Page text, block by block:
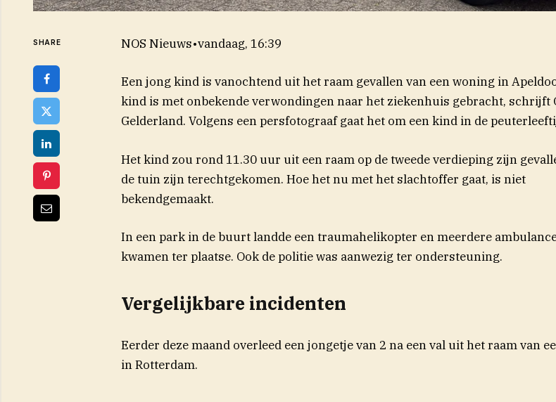
SHARE NOS Nieuws•vandaag, 16:39
Een jong kind is vanochtend uit het raam gevallen van een woning in
kind is met onbekende verwondingen naar het ziekenhuis gebracht, schrijft
Gelderland(opent in nieuw venster)
. Volgens een persfotograaf gaat het om een kind in de
Het kind zou rond 11.30 uur uit een raam op de tweede verdieping zijn
de tuin zijn terechtgekomen. Hoe het nu met het slachtoffer gaat, is niet
bekendgemaakt.
In een park in de buurt landde een traumahelikopter en meerdere
kwamen ter plaatse. Ook de politie was aanwezig ter ondersteuning.
Vergelijkbare incidenten
Eerder deze maand overleed een jongetje van 2 na een val uit het raam van
in Rotterdam.